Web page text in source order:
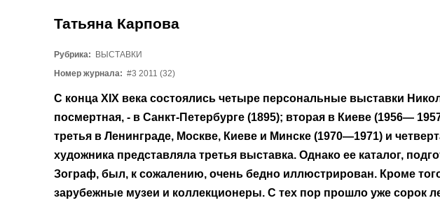
Татьяна Карпова
Рубрика:
ВЫСТАВКИ
Номер журнала: #3 2011 (32)
С конца XIX века состоялись четыре персональные выставки
посмертная, - в Санкт-Петербурге (1895); вторая в Киеве (1956—
третья в Ленинграде, Москве, Киеве и Минске (1970—1971) и
художника представляла третья выставка. Однако ее каталог,
Зограф, был, к сожалению, очень бедно иллюстрирован. Кроме
зарубежные музеи и коллекционеры. С тех пор прошло уже сорок